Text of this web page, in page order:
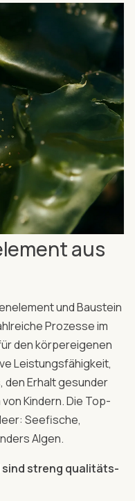
aus
und Baustein
Prozesse im
den körpereigenen
Leistungsfähigkeit,
den Erhalt gesunder
Kindern. Die Top-
Seefische,
Algen.
sind streng qualitäts-